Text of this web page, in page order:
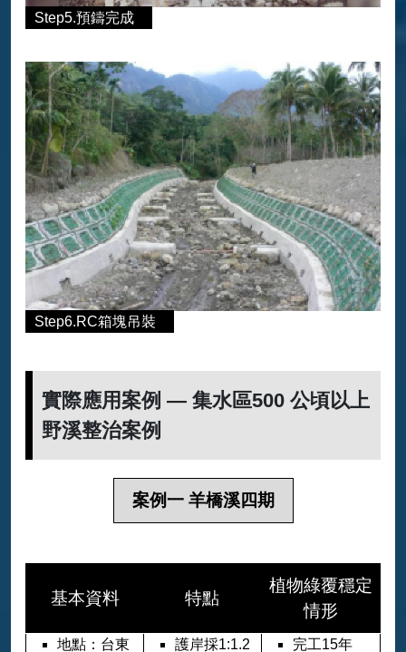
Step5.預鑄完成
Step6.RC箱塊吊裝
實際應用案例 — 集水區500 公頃以上
野溪整治案例
案例一 羊橋溪四期
基本資料 特點
植物綠覆穩定
情形
地點：台東 護岸採1:1.2 完工15年